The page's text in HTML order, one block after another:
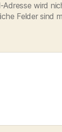
Adresse wird
Felder sind